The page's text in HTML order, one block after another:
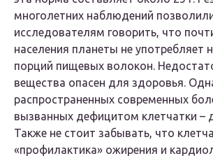
многолетних наблюдений
исследователям говорить, что
населения планеты не употребляет
порций пищевых волокон.
вещества опасен для здоровья.
распространенных современных
вызванных дефицитом клетчатки –
Также не стоит забывать, что
«профилактика» ожирения и